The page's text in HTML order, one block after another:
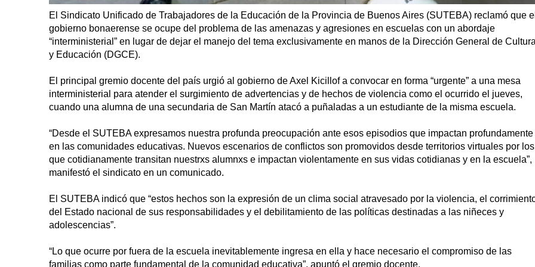
El Sindicato Unificado de Trabajadores de la Educación de la Provincia de Buenos Aires (SUTEBA) reclamó que el
gobierno bonaerense se ocupe del problema de las amenazas y agresiones en escuelas con un abordaje
“interministerial” en lugar de dejar el manejo del tema exclusivamente en manos de la Dirección General de Cultura
y Educación (DGCE).
El principal gremio docente del país urgió al gobierno de Axel Kicillof a convocar en forma “urgente” a una mesa
interministerial para atender el surgimiento de advertencias y de hechos de violencia como el ocurrido el jueves,
cuando una alumna de una secundaria de San Martín atacó a puñaladas a un estudiante de la misma escuela.
“Desde el SUTEBA expresamos nuestra profunda preocupación ante esos episodios que impactan profundamente
en las comunidades educativas. Nuevos escenarios de conflictos son promovidos desde territorios virtuales por los
que cotidianamente transitan nuestrxs alumnxs e impactan violentamente en sus vidas cotidianas y en la escuela”,
manifestó el sindicato en un comunicado.
El SUTEBA indicó que “estos hechos son la expresión de un clima social atravesado por la violencia, el
del Estado nacional de sus responsabilidades y el debilitamiento de las políticas destinadas a las niñeces y
adolescencias”.
“Lo que ocurre por fuera de la escuela inevitablemente ingresa en ella y hace necesario el compromiso de las
familias como parte fundamental de la comunidad educativa”, apuntó el gremio docente.